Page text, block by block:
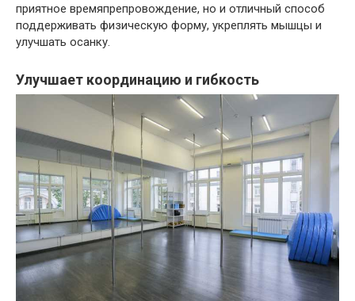
приятное времяпрепровождение, но и отличный способ
поддерживать физическую форму, укреплять мышцы и
улучшать осанку.
Улучшает координацию и гибкость